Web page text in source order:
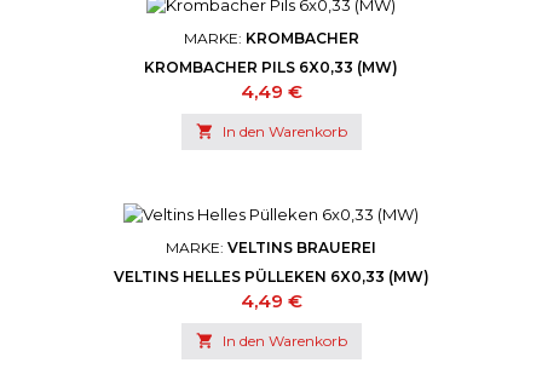
MARKE: KROMBACHER
KROMBACHER PILS 6X0,33 (MW)
Preis
4,49 €
 In den Warenkorb
MARKE: VELTINS BRAUEREI
VELTINS HELLES PÜLLEKEN 6X0,33 (MW)
Preis
4,49 €
 In den Warenkorb